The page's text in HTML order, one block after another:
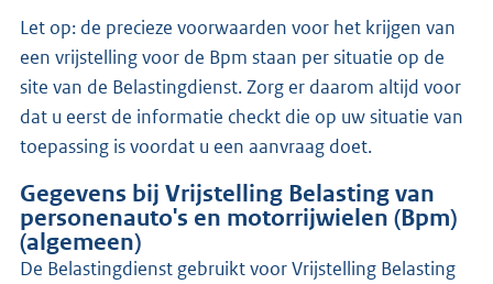
Let op: de precieze voorwaarden voor het krijgen van
een vrijstelling voor de Bpm staan per situatie op de
site van de Belastingdienst. Zorg er daarom altijd voor
dat u eerst de informatie checkt die op uw situatie van
toepassing is voordat u een aanvraag doet.
Gegevens bij Vrijstelling Belasting van
personenauto's en motorrijwielen (Bpm)
(algemeen)
de Belastingdienst gebruikt voor Vrijstelling Belasting